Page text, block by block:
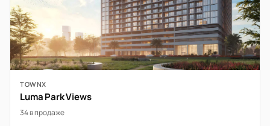
TOWNX
Luma Park Views
34 в продаже